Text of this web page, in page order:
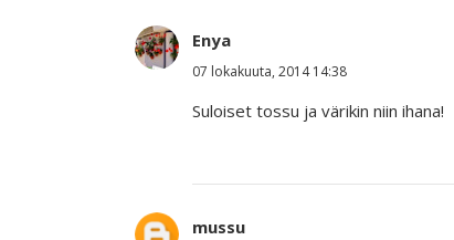
Enya
07 lokakuuta, 2014 14:38
Suloiset tossu ja värikin niin ihana!
mussu